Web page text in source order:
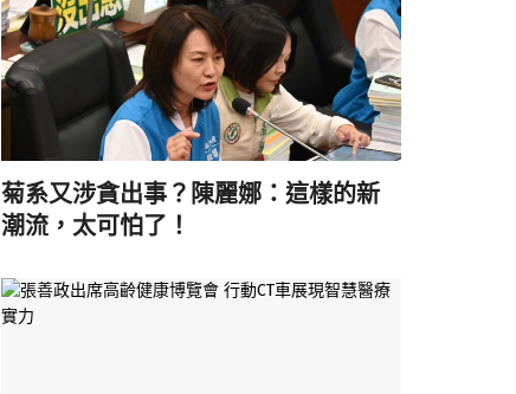
菊系又涉貪出事？陳麗娜：這樣的新
潮流，太可怕了！